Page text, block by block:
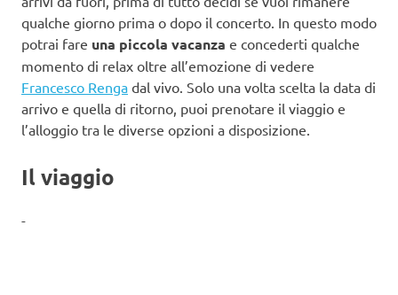
qualche giorno prima o dopo il concerto. In questo modo
potrai fare una piccola vacanza e concederti qualche
momento di relax oltre all’emozione di vedere
Francesco Renga dal vivo. Solo una volta scelta la data di
arrivo e quella di ritorno, puoi prenotare il viaggio e
l’alloggio tra le diverse opzioni a disposizione.
Il viaggio
-